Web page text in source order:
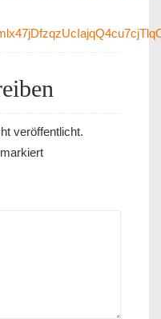
veröffentlicht.
markiert